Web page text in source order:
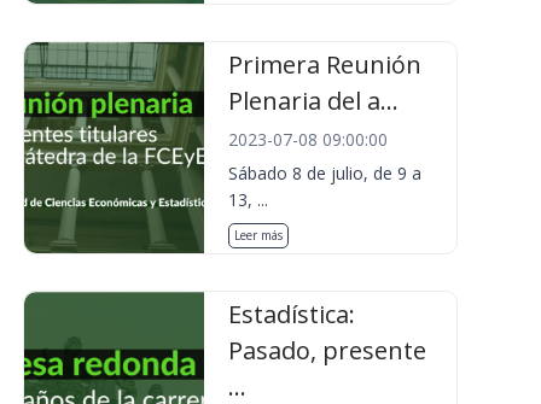
Primera Reunión
Plenaria del a...
2023-07-08 09:00:00
Sábado 8 de julio, de 9 a
13, ...
Leer más
Estadística:
Pasado, presente
...